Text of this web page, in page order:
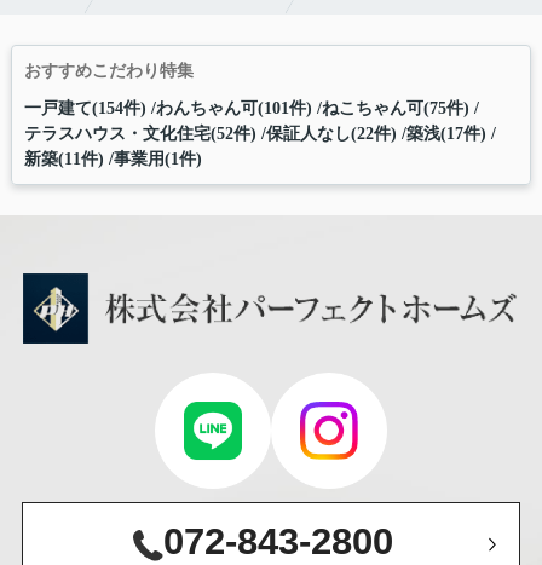
おすすめこだわり特集
一戸建て(154件) わんちゃん可(101件) ねこちゃん可(75件)
テラスハウス・文化住宅(52件) 保証人なし(22件) 築浅(17件)
新築(11件) 事業用(1件)
072-843-2800